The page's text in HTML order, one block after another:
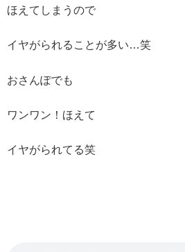
ほえてしまうので
イヤがられることが多い…笑
おさんぽでも
ワンワン！ほえて
イヤがられてる笑